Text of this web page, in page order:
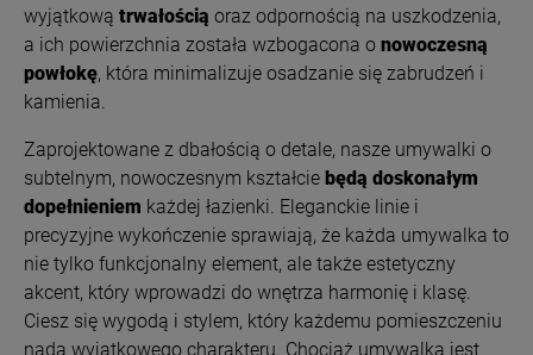
wyjątkową trwałością oraz odpornością na uszkodzenia,
a ich powierzchnia została wzbogacona o nowoczesną
powłokę, która minimalizuje osadzanie się zabrudzeń i
kamienia.
Zaprojektowane z dbałością o detale, nasze umywalki o
subtelnym, nowoczesnym kształcie będą doskonałym
dopełnieniem każdej łazienki. Eleganckie linie i
precyzyjne wykończenie sprawiają, że każda umywalka to
nie tylko funkcjonalny element, ale także estetyczny
akcent, który wprowadzi do wnętrza harmonię i klasę.
Ciesz się wygodą i stylem, który każdemu pomieszczeniu
nada wyjątkowego charakteru. Chociaż umywalka jest